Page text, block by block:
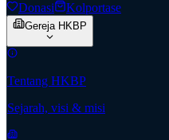
Donasi Kolportase
Gereja HKBP
Tentang HKBP
Sejarah, visi & misi